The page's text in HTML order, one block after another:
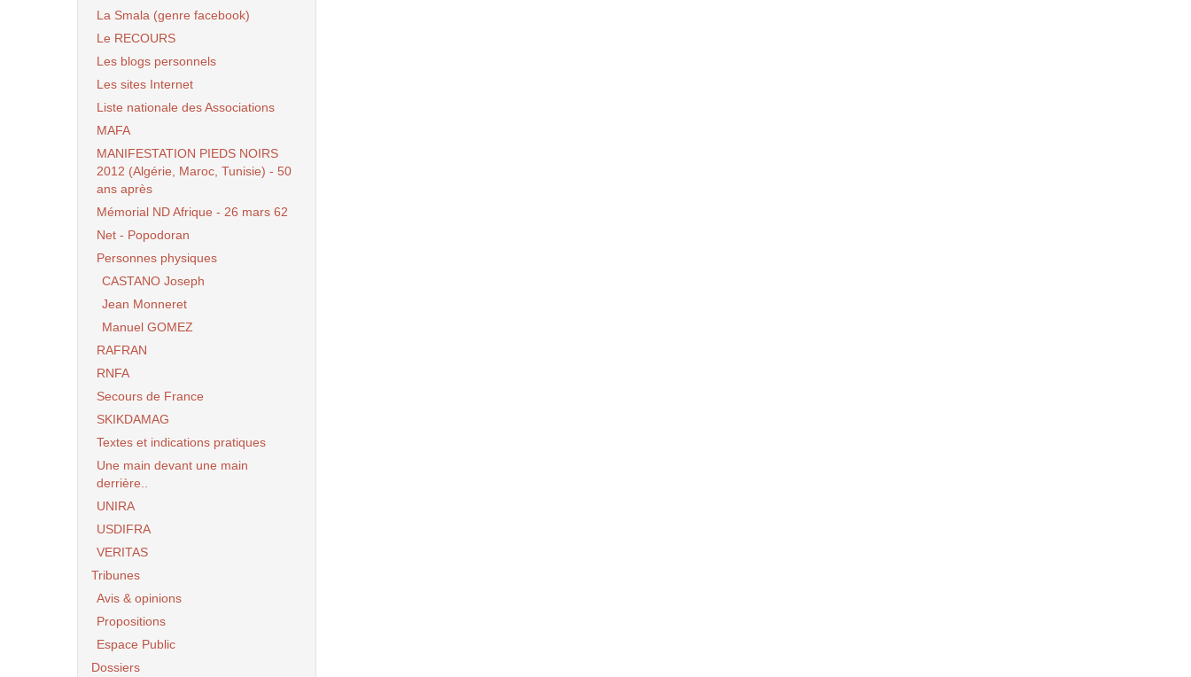
La Smala (genre facebook)
Le RECOURS
Les blogs personnels
Les sites Internet
Liste nationale des Associations
MAFA
MANIFESTATION PIEDS NOIRS
2012 (Algérie, Maroc, Tunisie) - 50
ans après
Mémorial ND Afrique - 26 mars 62
Net - Popodoran
Personnes physiques
CASTANO Joseph
Jean Monneret
Manuel GOMEZ
RAFRAN
RNFA
Secours de France
SKIKDAMAG
Textes et indications pratiques
Une main devant une main
derrière..
UNIRA
USDIFRA
VERITAS
Tribunes
Avis & opinions
Propositions
Espace Public
Dossiers